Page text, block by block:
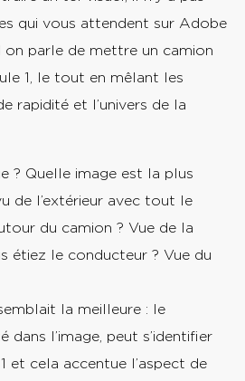
qui vous attendent sur Adobe
parle de mettre un camion
1, le tout en mêlant les
rapidité et l’univers de la
? Quelle image est la plus
de l’extérieur avec tout le
du camion ? Vue de la
étiez le conducteur ? Vue du
la meilleure : le
l’image, peut s’identifier
et cela accentue l’aspect de